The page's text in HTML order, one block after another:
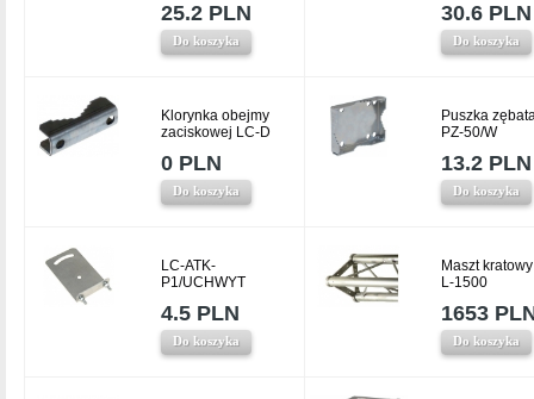
25.2 PLN
Do koszyka
30.6 PLN
Do koszyka
Klorynka obejmy
zaciskowej LC-D
0 PLN
Do koszyka
Puszka
PZ-50/W
13.2 PLN
Do koszyka
LC-ATK-
P1/UCHWYT
4.5 PLN
Do koszyka
Maszt
L-1500
1653
Do koszyka